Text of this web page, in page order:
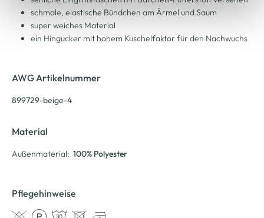
schmale, elastische Bündchen am Ärmel und Saum
super weiches Material
ein Hingucker mit hohem Kuschelfaktor für den Nachwuchs
AWG Artikelnummer
899729-beige-4
Material
Außenmaterial: 100% Polyester
Pflegehinweise